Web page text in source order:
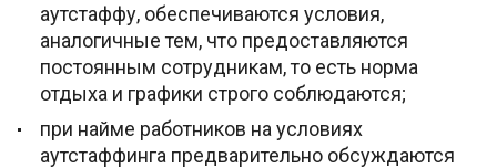
аутстаффу, обеспечиваются условия,
аналогичные тем, что предоставляются
постоянным сотрудникам, то есть норма
отдыха и графики строго соблюдаются;
при найме работников на условиях
аутстаффинга предварительно обсуждаются